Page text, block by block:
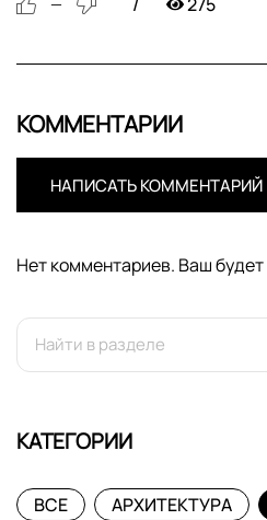
КОММЕНТАРИИ
НАПИСАТЬ КОММЕНТАРИЙ
Нет комментариев. Ваш
КАТЕГОРИИ
ВСЕ АРХИТЕКТУРА